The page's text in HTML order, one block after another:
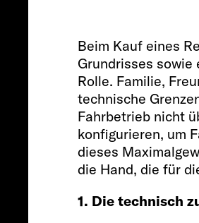
Beim Kauf eines
Grundrisses
Rolle. Familie,
technische
Fahrbetrieb nicht
konfigurieren, um
dieses
die Hand, die für
1. Die technisch